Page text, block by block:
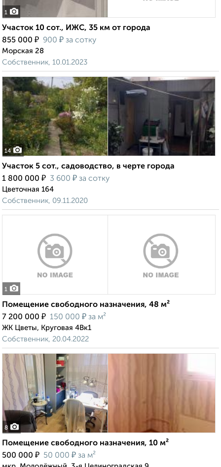
1
Участок 10 сот., ИЖС, 35 км от города
855 000 ₽ 900 ₽ за сотку
Морская 28
Собственник, 10.01.2023
14
Участок 5 сот., садоводство, в черте города
1 800 000 ₽ 3 600 ₽ за сотку
Цветочная 164
Собственник, 09.11.2020
1
Помещение свободного назначения, 48 м²
7 200 000 ₽ 150 000 ₽ за м²
ЖК Цветы, Круговая 4Вк1
Собственник, 20.04.2022
8
Помещение свободного назначения, 10 м²
500 000 ₽ 50 000 ₽ за м²